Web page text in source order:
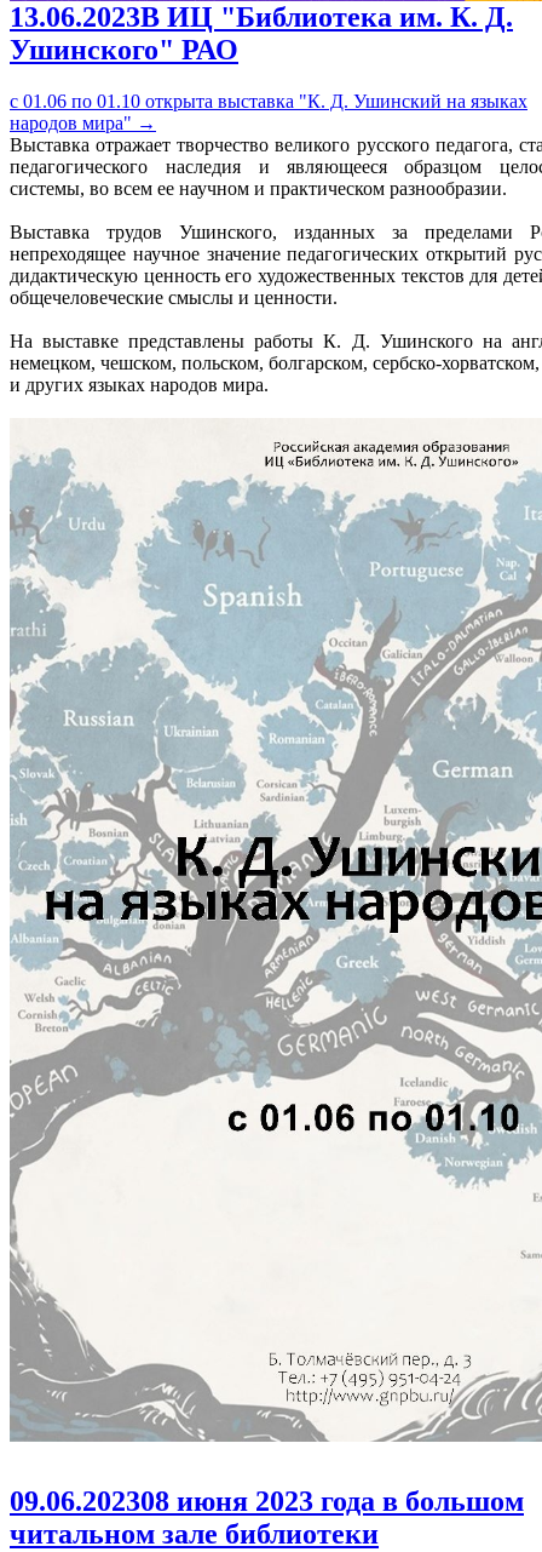
13.06.2023В ИЦ "Библиотека им. К. Д.
Ушинского" РАО
с 01.06 по 01.10 открыта выставка "К. Д. Ушинский на языках
народов мира" →
Выставка отражает творчество великого русского педагога,
педагогического наследия и являющееся образцом
системы, во всем ее научном и практическом разнообразии.
Выставка трудов Ушинского, изданных за пределами
непреходящее научное значение педагогических открытий
дидактическую ценность его художественных текстов для
общечеловеческие смыслы и ценности.
На выставке представлены работы К. Д. Ушинского на
немецком, чешском, польском, болгарском, сербско-
и других языках народов мира.
09.06.202308 июня 2023 года в большом
читальном зале библиотеки